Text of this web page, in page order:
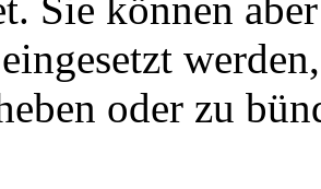
Sie können
oder zu